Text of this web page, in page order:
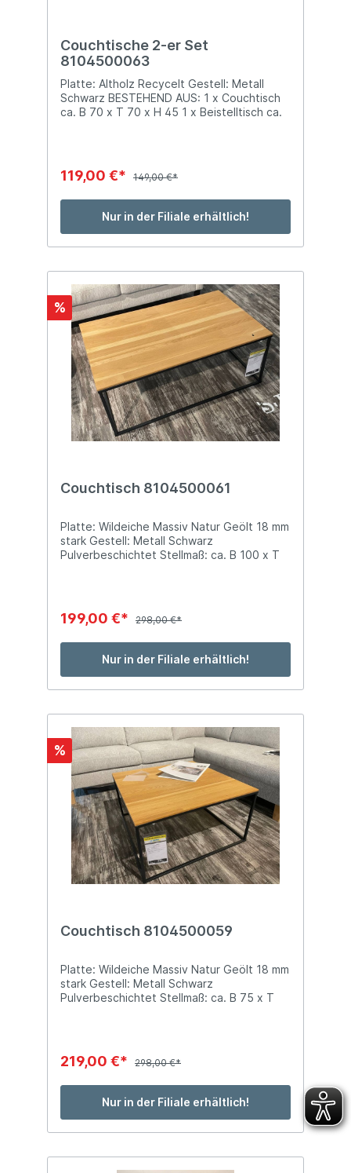
Couchtische 2-er Set
8104500063
Platte: Altholz Recycelt Gestell: Metall
Schwarz BESTEHEND AUS: 1 x Couchtisch
ca. B 70 x T 70 x H 45 1 x Beistelltisch ca.
119,00 €* 149,00 €*
Nur in der Filiale erhältlich!
%
Couchtisch 8104500061
Platte: Wildeiche Massiv Natur Geölt 18 mm
stark Gestell: Metall Schwarz
Pulverbeschichtet Stellmaß: ca. B 100 x T
199,00 €* 298,00 €*
Nur in der Filiale erhältlich!
%
Couchtisch 8104500059
Platte: Wildeiche Massiv Natur Geölt 18 mm
stark Gestell: Metall Schwarz
Pulverbeschichtet Stellmaß: ca. B 75 x T
219,00 €* 298,00 €*
Nur in der Filiale erhältlich!